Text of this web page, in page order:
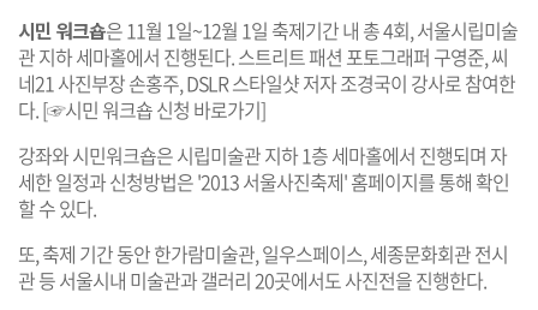
시민 워크숍은 11월 1일~12월 1일 축제기간 내 총 4회, 서울시립미술
관 지하 세마홀에서 진행된다. 스트리트 패션 포토그래퍼 구영준, 씨
네21 사진부장 손홍주, DSLR 스타일샷 저자 조경국이 강사로 참여한
다. [☞시민 워크숍 신청 바로가기]
강좌와 시민워크숍은 시립미술관 지하 1층 세마홀에서 진행되며 자
세한 일정과 신청방법은 '2013 서울사진축제' 홈페이지를 통해 확인
할 수 있다.
또, 축제 기간 동안 한가람미술관, 일우스페이스, 세종문화회관 전시
관 등 서울시내 미술관과 갤러리 20곳에서도 사진전을 진행한다.